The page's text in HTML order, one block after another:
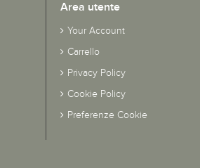
Area utente
Your Account
Carrello
Privacy Policy
Cookie Policy
Preferenze Cookie